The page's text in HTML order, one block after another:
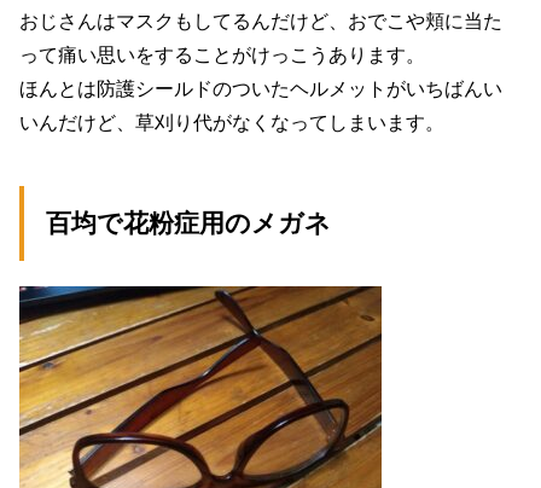
おじさんはマスクもしてるんだけど、おでこや頬に当た
って痛い思いをすることがけっこうあります。
ほんとは防護シールドのついたヘルメットがいちばんい
いんだけど、草刈り代がなくなってしまいます。
百均で花粉症用のメガネ